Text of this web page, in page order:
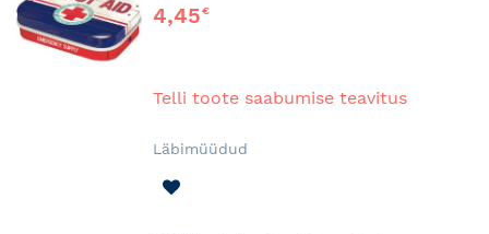
4,45€
Telli toote saabumise teavitus
Läbimüüdud